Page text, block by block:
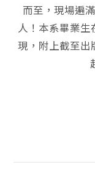
而至，現場遍
人！本系畢業生
現，附上截至出